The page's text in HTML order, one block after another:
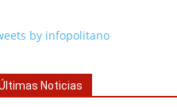
by infopolitano
Noticias